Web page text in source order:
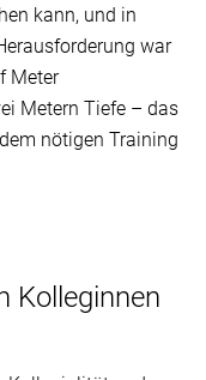
kann, und in
war
Meter
Metern Tiefe – das
nötigen Training
Kolleginnen